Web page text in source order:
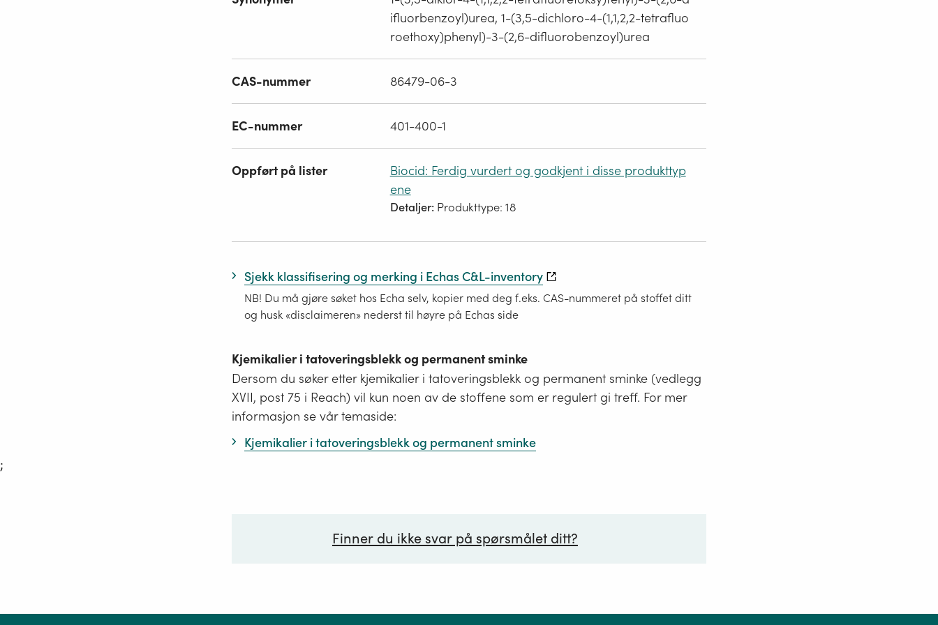
ifluorbenzoyl)urea, 1-(3,5-dichloro-4-(1,1,2,2-tetrafluo
roethoxy)phenyl)-3-(2,6-difluorobenzoyl)urea
CAS-nummer 86479-06-3
EC-nummer 401-400-1
Oppført på lister
Biocid: Ferdig vurdert og godkjent i disse produkttyp
ene
Detaljer: Produkttype: 18
Sjekk klassifisering og merking i Echas C&L-inventory
NB! Du må gjøre søket hos Echa selv, kopier med deg f.eks. CAS-nummeret på stoffet ditt
og husk «disclaimeren» nederst til høyre på Echas side
Kjemikalier i tatoveringsblekk og permanent sminke
Dersom du søker etter kjemikalier i tatoveringsblekk og permanent sminke (vedlegg
XVII, post 75 i Reach) vil kun noen av de stoffene som er regulert gi treff. For mer
informasjon se vår temaside:
Kjemikalier i tatoveringsblekk og permanent sminke
;
Finner du ikke svar på spørsmålet ditt?